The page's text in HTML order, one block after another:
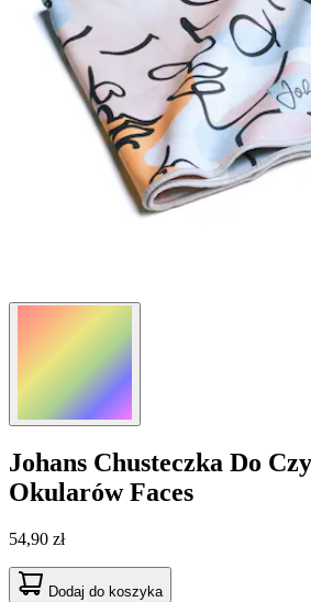
Johans Chusteczka Do
Okularów Faces
54,90 zł
Dodaj do koszyka